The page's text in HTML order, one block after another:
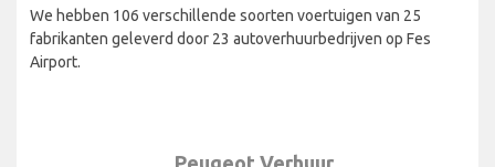
We hebben 106 verschillende soorten voertuigen van 25
fabrikanten geleverd door 23 autoverhuurbedrijven op Fes
Airport.